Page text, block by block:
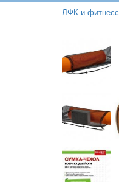
ЛФК и фитнесс